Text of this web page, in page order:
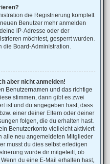
die Registrierung komplett
Benutzer mehr anmelden
IP-Adresse oder der
möchtest, gesperrt wurden.
die Board-Administration.
aber nicht anmelden!
Benutzernamen und das richtige
stimmen, dann gibt es zwei
ist und du angegeben hast, dass
einer deiner Eltern oder deiner
folgen, die du erhalten hast.
Benutzerkonto vielleicht aktiviert
alle neu angemeldeten Mitglieder
musst du dies selbst erledigen
wurde dir mitgeteilt, ob
du eine E-Mail erhalten hast,